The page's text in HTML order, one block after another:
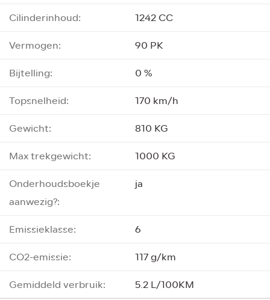
Cilinderinhoud:
1242 CC
Vermogen:
90 PK
Bijtelling:
0 %
Topsnelheid:
170 km/h
Gewicht:
810 KG
Max trekgewicht:
1000 KG
Onderhoudsboekje
aanwezig?:
ja
Emissieklasse:
6
CO2-emissie:
117 g/km
Gemiddeld verbruik:
5.2 L/100KM